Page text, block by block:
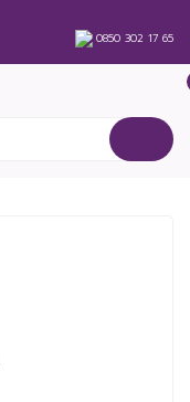
0850 302 17 65